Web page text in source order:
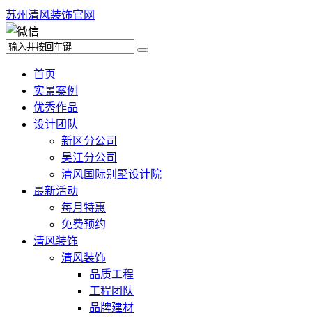
苏州清风装饰官网
首页
实景案例
优秀作品
设计团队
新区分公司
吴江分公司
清风国际别墅设计院
最新活动
每月特惠
免费预约
清风装饰
清风装饰
品质工程
工程团队
品牌建材